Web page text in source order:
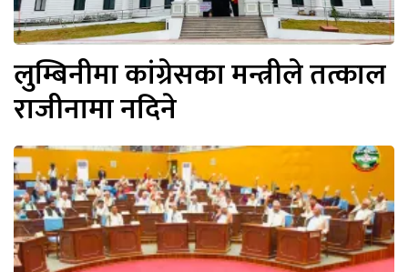
लुम्बिनीमा कांग्रेसका मन्त्रीले तत्काल
राजीनामा नदिने